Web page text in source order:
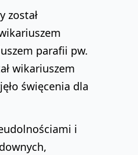
został
parafii pw.
wikariuszem
święcenia dla
i